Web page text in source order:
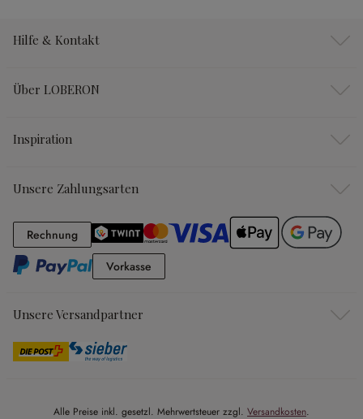
Hilfe & Kontakt
Über LOBERON
Inspiration
Unsere Zahlungsarten
RechnungRechnung
Vorkasse
Unsere Versandpartner
Alle Preise inkl. gesetzl. Mehrwertsteuer zzgl. Versandkosten.